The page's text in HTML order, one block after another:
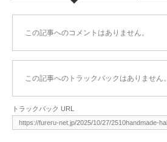
この記事へのコメントはありません。
この記事へのトラックバックはありません。
トラックバック URL